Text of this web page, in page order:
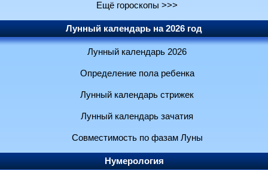
Ещё гороскопы >>>
Лунный календарь на 2026 год
Лунный календарь 2026
Определение пола ребенка
Лунный календарь стрижек
Лунный календарь зачатия
Совместимость по фазам Луны
Нумерология